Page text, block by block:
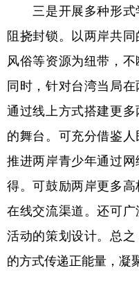
三是开展多种形式
阻挠封锁。以两岸共
风俗等资源为纽带，不
同时，针对台湾当局
通过线上方式搭建更
的舞台。可充分借鉴
推进两岸青少年通过
得。可鼓励两岸更多
在线交流渠道。还可
活动的策划设计。总
的方式传递正能量，凝